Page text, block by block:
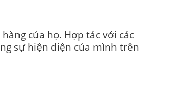
của họ. Hợp tác với các
sự hiện diện của mình trên